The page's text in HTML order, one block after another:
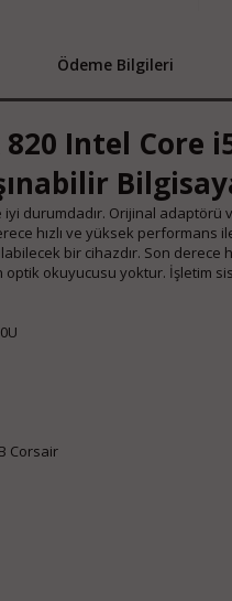
Ödeme Bilgileri
Intel Core
durumdadır. Orijinal adaptörü
hızlı ve yüksek
bir cihazdır. Son
optik okuyucusu yoktur. İşletim
Corsair